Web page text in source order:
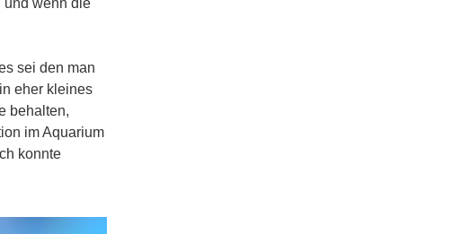
und wenn die
sei den man
eher kleines
behalten,
im Aquarium
konnte